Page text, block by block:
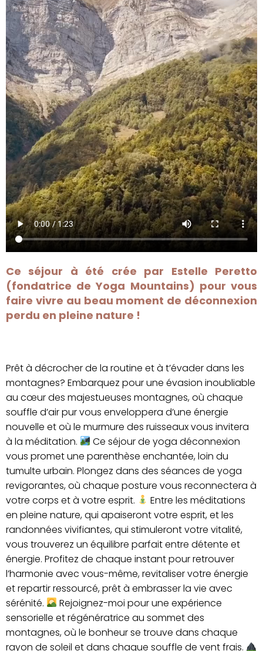
Ce séjour à été crée par Estelle Peretto
(fondatrice de Yoga Mountains) pour vous
faire vivre au beau moment de déconnexion
perdu en pleine nature !
Prêt à décrocher de la routine et à t’évader dans les
montagnes? Embarquez pour une évasion inoubliable
au cœur des majestueuses montagnes, où chaque
souffle d’air pur vous enveloppera d’une énergie
nouvelle et où le murmure des ruisseaux vous invitera
à la méditation.
Ce séjour de yoga déconnexion
vous promet une parenthèse enchantée, loin du
tumulte urbain. Plongez dans des séances de yoga
revigorantes, où chaque posture vous reconnectera à
votre corps et à votre esprit.
Entre les méditations
en pleine nature, qui apaiseront votre esprit, et les
randonnées vivifiantes, qui stimuleront votre vitalité,
vous trouverez un équilibre parfait entre détente et
énergie. Profitez de chaque instant pour retrouver
l’harmonie avec vous-même, revitaliser votre énergie
et repartir ressourcé, prêt à embrasser la vie avec
sérénité.
Rejoignez-moi pour une expérience
sensorielle et régénératrice au sommet des
montagnes, où le bonheur se trouve dans chaque
rayon de soleil et dans chaque souffle de vent frais.